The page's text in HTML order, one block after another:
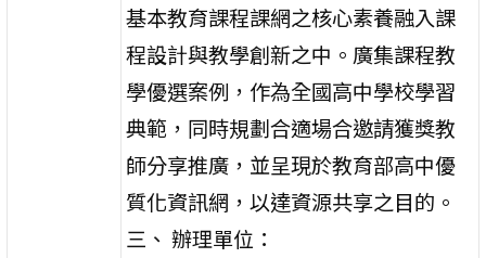
基本教育課程課網之核心素養融入課
程設計與教學創新之中。廣集課程教
學優選案例，作為全國高中學校學習
典範，同時規劃合適場合邀請獲獎教
師分享推廣，並呈現於教育部高中優
質化資訊網，以達資源共享之目的。
三、 辦理單位：